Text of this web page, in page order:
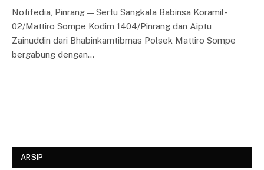
Notifedia, Pinrang — Sertu Sangkala Babinsa Koramil-
02/Mattiro Sompe Kodim 1404/Pinrang dan Aiptu
Zainuddin dari Bhabinkamtibmas Polsek Mattiro Sompe
bergabung dengan…
ARSIP